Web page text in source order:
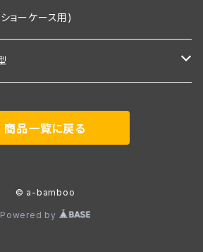
付き
板×2枚＋棚板
板×３枚＋棚板
込タイプ
板×2枚＋棚板
くピカタイプ
板×３枚＋棚板
棚板×2枚＋棚板
くピカタイプ
板×2枚＋棚板
埋込タイプ
プ
板・埋込タイプ
棚板×3枚＋棚板
ｍ板・埋込タイプ
棚板×2枚＋棚板
ョーケース用)
イプ(照明付き棚板3枚付き)
プ(棚板2枚付き)
商品一覧に戻る
© a-bamboo
Powered by